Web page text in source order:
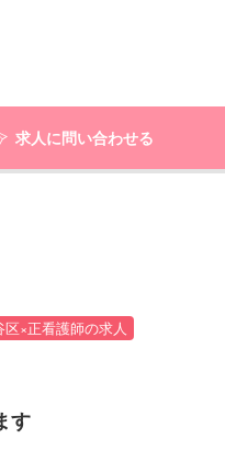
求人に問い合わせる
区×正看護師の求人
す